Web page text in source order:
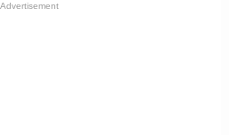
Advertisement